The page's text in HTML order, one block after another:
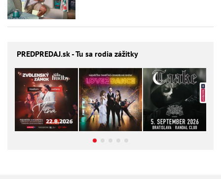
PREDPREDAJ.sk - Tu sa rodia zážitky